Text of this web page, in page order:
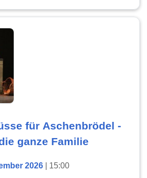
für Aschenbrödel -
ganze Familie
2026 | 15:00